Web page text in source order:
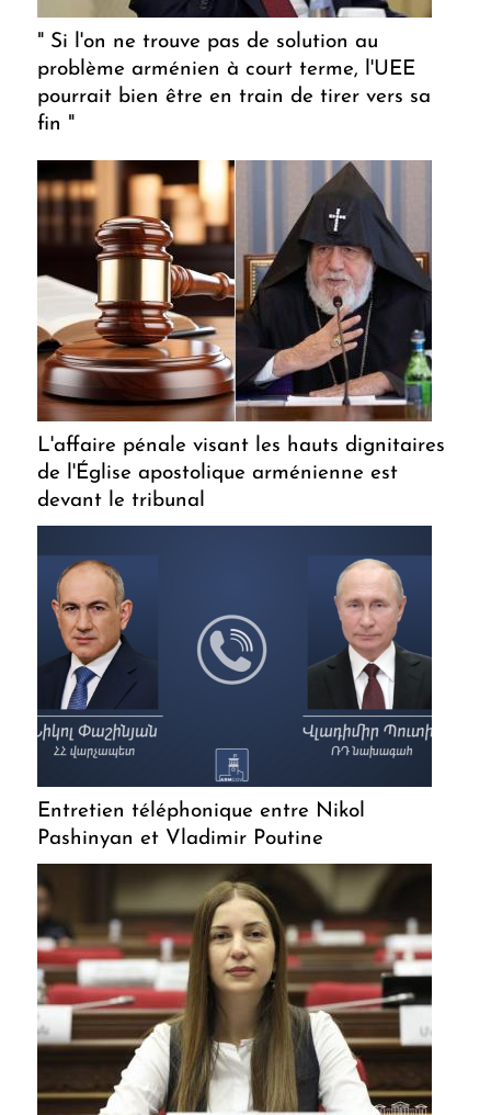
" Si l'on ne trouve pas de solution au
problème arménien à court terme, l'UEE
pourrait bien être en train de tirer vers sa
fin "
L'affaire pénale visant les hauts dignitaires
de l'Église apostolique arménienne est
devant le tribunal
Entretien téléphonique entre Nikol
Pashinyan et Vladimir Poutine